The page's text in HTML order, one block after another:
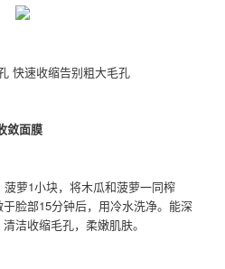
快速收缩告别粗大毛孔
敛面膜
萝1小块，将木瓜和菠萝一同榨
脸部15分钟后，用冷水洗净。能深
洁收缩毛孔，柔嫩肌肤。